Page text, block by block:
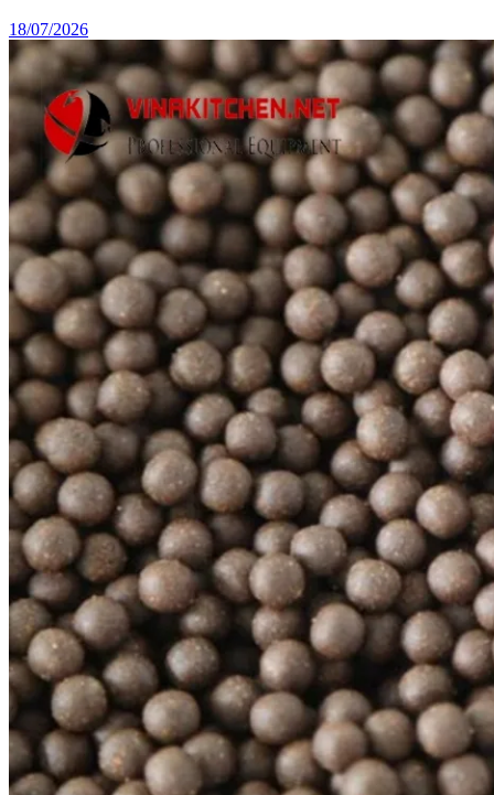
18/07/2026